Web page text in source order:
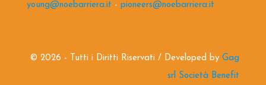
young@noebarriera.it - pioneers@noebarriera.it
© 2026 - Tutti i Diritti Riservati / Developed by Gag
srl Società Benefit